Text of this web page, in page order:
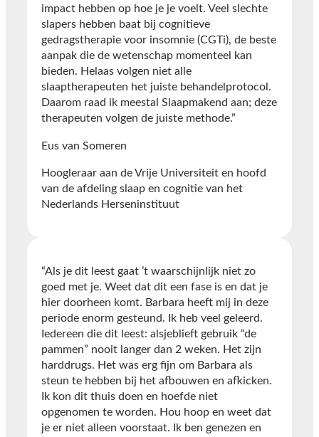
impact hebben op hoe je je voelt. Veel slechte
slapers hebben baat bij cognitieve
gedragstherapie voor insomnie (CGTi), de beste
aanpak die de wetenschap momenteel kan
bieden. Helaas volgen niet alle
slaaptherapeuten het juiste behandelprotocol.
Daarom raad ik meestal Slaapmakend aan; deze
therapeuten volgen de juiste methode.”
Eus van Someren
Hoogleraar aan de Vrije Universiteit en hoofd
van de afdeling slaap en cognitie van het
Nederlands Herseninstituut
“Als je dit leest gaat ’t waarschijnlijk niet zo
goed met je. Weet dat dit een fase is en dat je
hier doorheen komt. Barbara heeft mij in deze
periode enorm gesteund. Ik heb veel geleerd.
Iedereen die dit leest: alsjeblieft gebruik “de
pammen” nooit langer dan 2 weken. Het zijn
harddrugs. Het was erg fijn om Barbara als
steun te hebben bij het afbouwen en afkicken.
Ik kon dit thuis doen en hoefde niet
opgenomen te worden. Hou hoop en weet dat
je er niet alleen voorstaat. Ik ben genezen en